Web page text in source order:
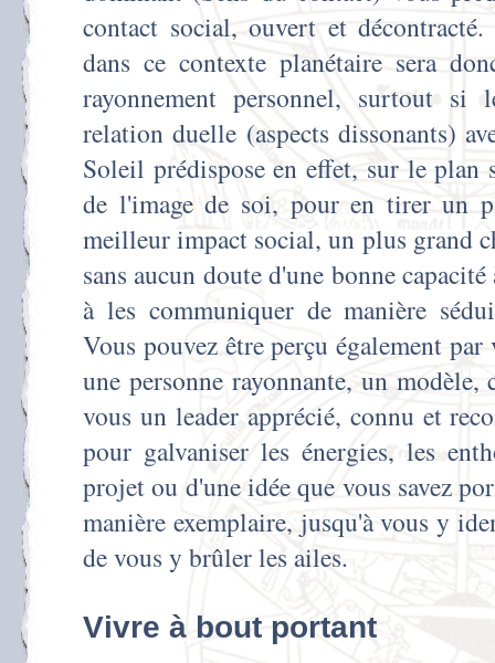
contact social, ouvert et
dans ce contexte planétaire sera
rayonnement personnel, surtout
relation duelle (aspects dissonants)
Soleil prédispose en effet, sur le
de l'image de soi, pour en tirer un
meilleur impact social, un plus grand
sans aucun doute d'une bonne
à les communiquer de manière
Vous pouvez être perçu également
une personne rayonnante, un
vous un leader apprécié, connu et
pour galvaniser les énergies, les
projet ou d'une idée que vous savez
manière exemplaire, jusqu'à vous y
de vous y brûler les ailes.
Vivre à bout portant